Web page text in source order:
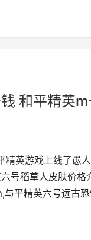
和平精英
英游戏上线了愚
六号稻草人皮肤
精英六号远古恐